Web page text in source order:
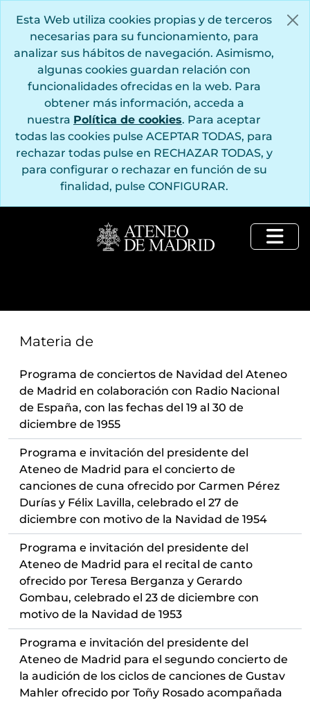
Esta Web utiliza cookies propias y de terceros
necesarias para su funcionamiento, para
analizar sus hábitos de navegación. Asimismo,
algunas cookies guardan relación con
funcionalidades ofrecidas en la web. Para
obtener más información, acceda a
nuestra Política de cookies. Para aceptar
todas las cookies pulse ACEPTAR TODAS, para
rechazar todas pulse en RECHAZAR TODAS, y
para configurar o rechazar en función de su
finalidad, pulse CONFIGURAR.
Materia de
Programa de conciertos de Navidad del Ateneo
de Madrid en colaboración con Radio Nacional
de España, con las fechas del 19 al 30 de
diciembre de 1955
Programa e invitación del presidente del
Ateneo de Madrid para el concierto de
canciones de cuna ofrecido por Carmen Pérez
Durías y Félix Lavilla, celebrado el 27 de
diciembre con motivo de la Navidad de 1954
Programa e invitación del presidente del
Ateneo de Madrid para el recital de canto
ofrecido por Teresa Berganza y Gerardo
Gombau, celebrado el 23 de diciembre con
motivo de la Navidad de 1953
Programa e invitación del presidente del
Ateneo de Madrid para el segundo concierto de
la audición de los ciclos de canciones de Gustav
Mahler ofrecido por Toñy Rosado acompañada